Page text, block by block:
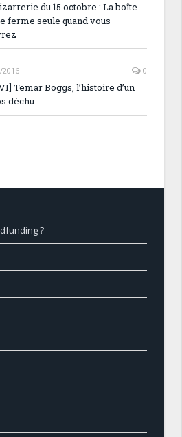
du 15 octobre : La boîte
ferme seule quand vous
2016 0
Temar Boggs, l’histoire d’un
déchu
?